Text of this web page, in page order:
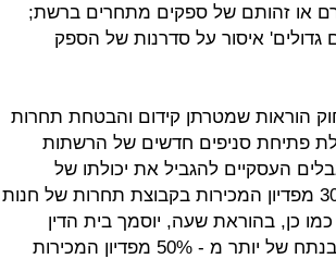
או זהותם של ספקים מתחרים ברשת;
גדולים' איסור על סדרנות של הספק
הוראות שמטרתן קידום והבטחת תחרות
פתיחת סניפים חדשים של הרשתות
העסקיים להגביל את יכולתו של
קמעונאי גדול שמחזיק בנתח של מעל 30% מפדיון המכירות בקבוצת תחרות של חנות
כן, בהוראת שעה, יוסמך בית הדין
להגבלים עסקיים להורות לאדם המחזיק בנתח של יותר מ - 50% מפדיון המכירות